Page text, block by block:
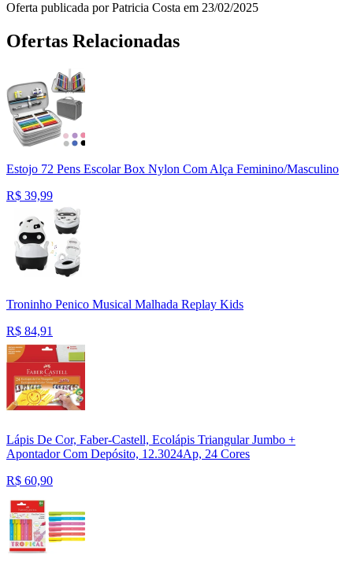
Oferta publicada por Patricia Costa em 23/02/2025
Ofertas Relacionadas
Estojo 72 Pens Escolar Box Nylon Com Alça Feminino/Masculino
R$ 39,99
Troninho Penico Musical Malhada Replay Kids
R$ 84,91
Lápis De Cor, Faber-Castell, Ecolápis Triangular Jumbo +
Apontador Com Depósito, 12.3024Ap, 24 Cores
R$ 60,90